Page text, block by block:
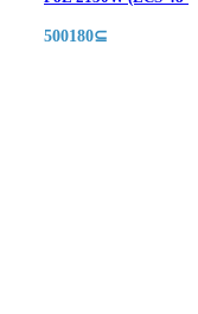
500180⊆